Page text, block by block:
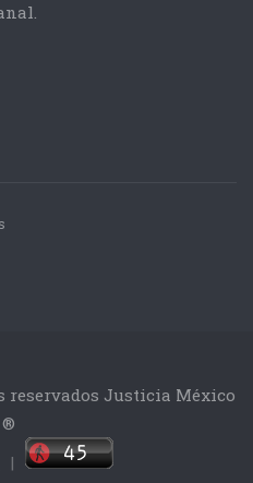
reservados Justicia México
®
|